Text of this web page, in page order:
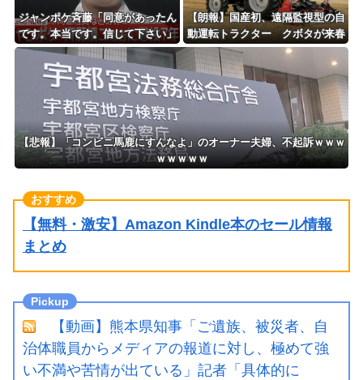
ジャンポケ斉藤「同意があったん
です。本当です。信じて下さい」
←何でこの主張が通らないの？
【朗報】国産初、遠隔監視型の自
動運転トラクター クボタが来春
に発売！！！
【悲報】「コンビニ馬鹿にすんなよ」のオーナー夫婦、不起訴ｗｗｗ
ｗｗｗｗｗ
【無料・激安】Amazon Kindle本のセール情報
まとめ
【動画】熊本県知事「ご遺族、被災者、自
治体職員からメディアの報道に対し、極めて強
い不満や苦情が出ている」記者「具体的に